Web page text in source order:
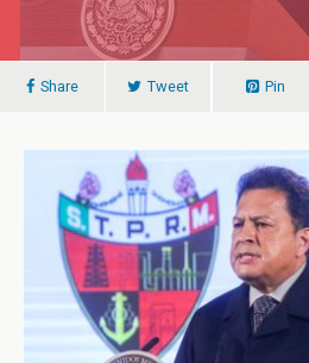
Share Tweet Pin